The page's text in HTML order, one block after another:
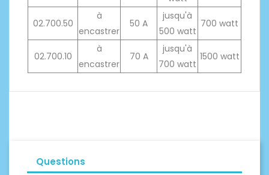
02.700.50
à
encastrer
50 A
jusqu'à
500 watt
700 watt
02.700.10
à
encastrer
70 A
jusqu'à
700 watt
1500 watt
Questions